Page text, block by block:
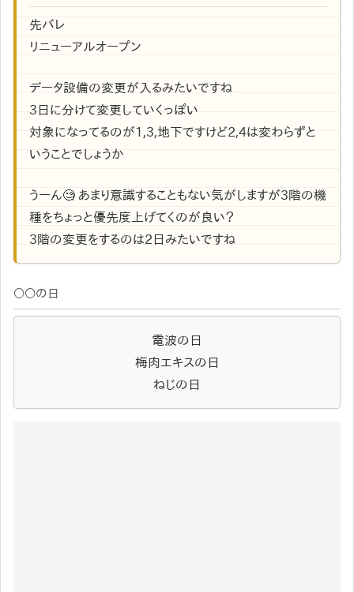
先バレ
リニューアルオープン
データ設備の変更が入るみたいですね
3日に分けて変更していくっぽい
対象になってるのが1,3,地下ですけど2,4は変わらずと
いうことでしょうか
うーん🧐 あまり意識することもない気がしますが3階の機
種をちょっと優先度上げてくのが良い？
3階の変更をするのは2日みたいですね
〇〇の日
電波の日
梅肉エキスの日
ねじの日